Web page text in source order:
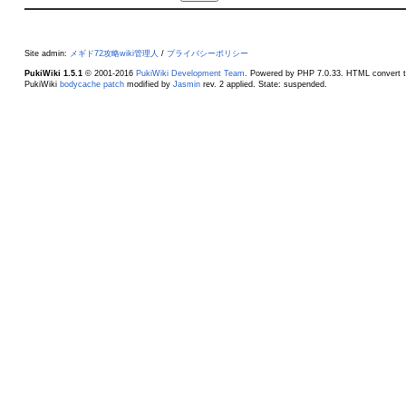
Site admin: メギド72攻略wiki管理人 / プライバシーポリシー
PukiWiki 1.5.1© 2001-2016 PukiWiki Development Team. Powered by PHP 7.0.33. HTML convert
PukiWiki bodycache patchmodified by Jasminrev. 2 applied. State: suspended.